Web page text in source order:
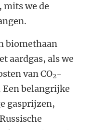
mits we de
biomethaan
aardgas, als we
van CO2-
belangrijke
gasprijzen,